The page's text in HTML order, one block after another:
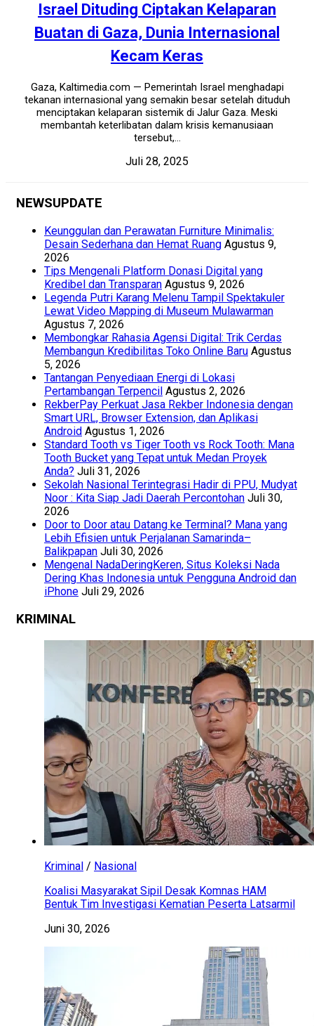
Israel Dituding Ciptakan Kelaparan
Buatan di Gaza, Dunia Internasional
Kecam Keras
Gaza, Kaltimedia.com — Pemerintah Israel menghadapi
tekanan internasional yang semakin besar setelah dituduh
menciptakan kelaparan sistemik di Jalur Gaza. Meski
membantah keterlibatan dalam krisis kemanusiaan
tersebut,...
Juli 28, 2025
NEWSUPDATE
Keunggulan dan Perawatan Furniture Minimalis:
Desain Sederhana dan Hemat Ruang Agustus 9,
2026
Tips Mengenali Platform Donasi Digital yang
Kredibel dan Transparan Agustus 9, 2026
Legenda Putri Karang Melenu Tampil Spektakuler
Lewat Video Mapping di Museum Mulawarman
Agustus 7, 2026
Membongkar Rahasia Agensi Digital: Trik Cerdas
Membangun Kredibilitas Toko Online Baru Agustus
5, 2026
Tantangan Penyediaan Energi di Lokasi
Pertambangan Terpencil Agustus 2, 2026
RekberPay Perkuat Jasa Rekber Indonesia dengan
Smart URL, Browser Extension, dan Aplikasi
Android Agustus 1, 2026
Standard Tooth vs Tiger Tooth vs Rock Tooth: Mana
Tooth Bucket yang Tepat untuk Medan Proyek
Anda? Juli 31, 2026
Sekolah Nasional Terintegrasi Hadir di PPU, Mudyat
Noor : Kita Siap Jadi Daerah Percontohan Juli 30,
2026
Door to Door atau Datang ke Terminal? Mana yang
Lebih Efisien untuk Perjalanan Samarinda–
Balikpapan Juli 30, 2026
Mengenal NadaDeringKeren, Situs Koleksi Nada
Dering Khas Indonesia untuk Pengguna Android dan
iPhone Juli 29, 2026
KRIMINAL
Kriminal / Nasional
Koalisi Masyarakat Sipil Desak Komnas HAM
Bentuk Tim Investigasi Kematian Peserta Latsarmil
Juni 30, 2026